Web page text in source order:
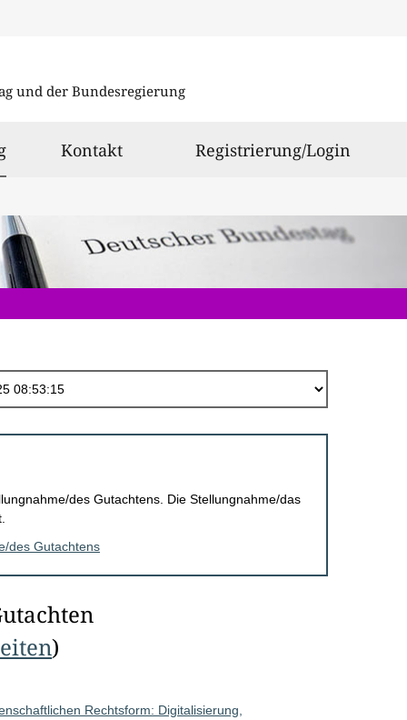
und der Bundesregierung
ausgewählt
Kontakt Registrierung/Login
des Gutachtens. Die Stellungnahme/das
des Gutachtens
)
Rechtsform: Digitalisierung,